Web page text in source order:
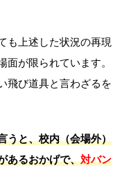
も上述した状況の再現
が限られています。
飛び道具と言わざるを
うと、校内（会場外）
あるおかげで、対バン